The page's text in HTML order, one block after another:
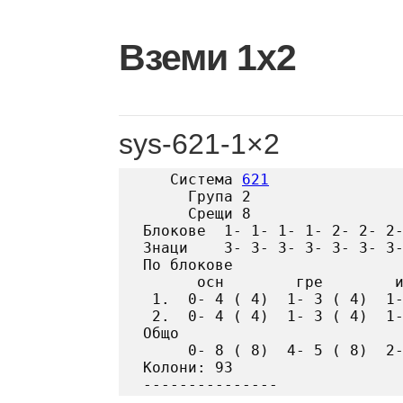
content
Вземи 1х2
sys-621-1×2
   Система
621
     Група 2
     Срещи 8
Блокове  1- 1- 1- 1- 2- 2-
Знаци    3- 3- 3- 3- 3- 3-
По блокове
осн        гре
1.  0- 4 ( 4)  1- 3 ( 4)
2.  0- 4 ( 4)  1- 3 ( 4)
Общо
0- 8 ( 8)  4- 5 ( 8)
Колони: 93